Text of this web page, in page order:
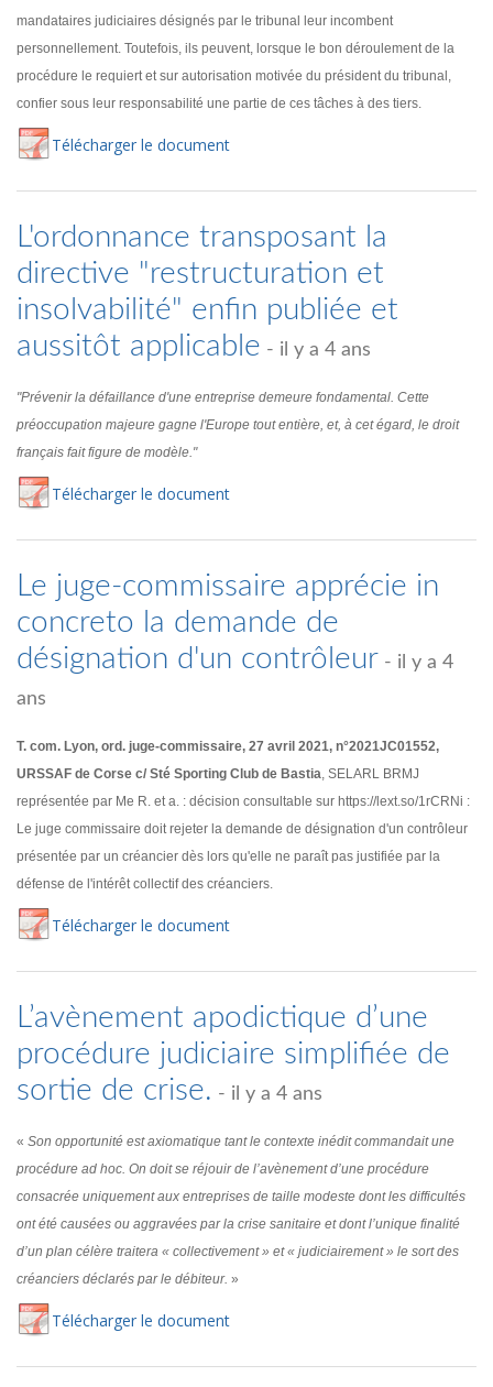
mandataires judiciaires désignés par le tribunal leur incombent
personnellement. Toutefois, ils peuvent, lorsque le bon déroulement de la
procédure le requiert et sur autorisation motivée du président du tribunal,
confier sous leur responsabilité une partie de ces tâches à des tiers.
Télécharger le document
L'ordonnance transposant la
directive "restructuration et
insolvabilité" enfin publiée et
aussitôt applicable - il y a 4 ans
"Prévenir la défaillance d'une entreprise demeure fondamental. Cette
préoccupation majeure gagne l'Europe tout entière, et, à cet égard, le droit
français fait figure de modèle."
Télécharger le document
Le juge-commissaire apprécie in
concreto la demande de
désignation d'un contrôleur - il y a 4
ans
T. com. Lyon, ord. juge-commissaire, 27 avril 2021, n°2021JC01552,
URSSAF de Corse c/ Sté Sporting Club de Bastia, SELARL BRMJ
représentée par Me R. et a. : décision consultable sur https://lext.so/1rCRNi :
Le juge commissaire doit rejeter la demande de désignation d'un contrôleur
présentée par un créancier dès lors qu'elle ne paraît pas justifiée par la
défense de l'intérêt collectif des créanciers.
Télécharger le document
L’avènement apodictique d’une
procédure judiciaire simplifiée de
sortie de crise. - il y a 4 ans
« Son opportunité est axiomatique tant le contexte inédit commandait une
procédure ad hoc. On doit se réjouir de l’avènement d’une procédure
consacrée uniquement aux entreprises de taille modeste dont les difficultés
ont été causées ou aggravées par la crise sanitaire et dont l’unique finalité
d’un plan célère traitera « collectivement » et « judiciairement » le sort des
créanciers déclarés par le débiteur. »
Télécharger le document